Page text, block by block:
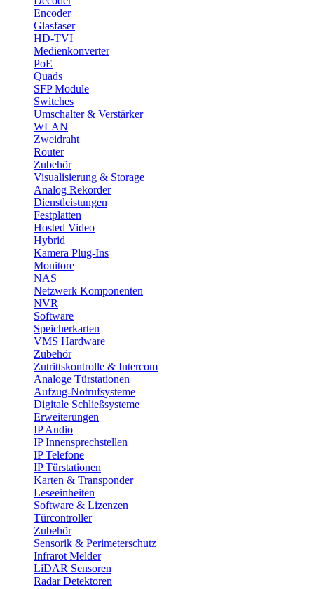
Encoder
Glasfaser
HD-TVI
Medienkonverter
PoE
Quads
SFP Module
Switches
Umschalter & Verstärker
WLAN
Zweidraht
Router
Zubehör
Visualisierung & Storage
Analog Rekorder
Dienstleistungen
Festplatten
Hosted Video
Hybrid
Kamera Plug-Ins
Monitore
NAS
Netzwerk Komponenten
NVR
Software
Speicherkarten
VMS Hardware
Zubehör
Zutrittskontrolle & Intercom
Analoge Türstationen
Aufzug-Notrufsysteme
Digitale Schließsysteme
Erweiterungen
IP Audio
IP Innensprechstellen
IP Telefone
IP Türstationen
Karten & Transponder
Leseeinheiten
Software & Lizenzen
Türcontroller
Zubehör
Sensorik & Perimeterschutz
Infrarot Melder
LiDAR Sensoren
Radar Detektoren